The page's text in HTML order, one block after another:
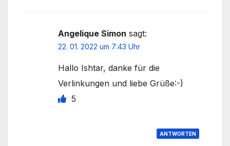
Angelique Simon sagt:
22. 01. 2022 um 7:43 Uhr
Hallo Ishtar, danke für die
Verlinkungen und liebe Grüße:-)
5
ANTWORTEN